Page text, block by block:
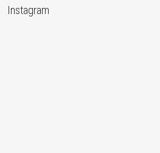
Instagram